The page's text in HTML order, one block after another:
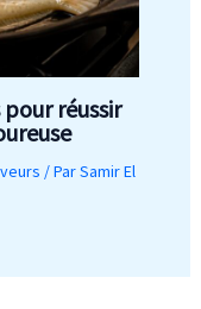
réussir
/ ParSamir El